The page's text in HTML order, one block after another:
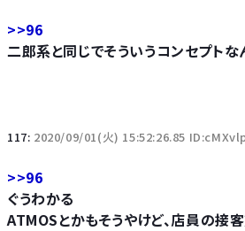
>>96
二郎系と同じでそういうコンセプトな
117: 2020/09/01(火) 15:52:26.85
>>96
ぐうわかる
ATMOSとかもそうやけど、店員の接